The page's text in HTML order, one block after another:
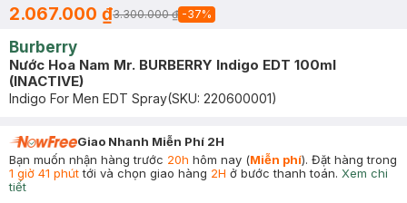
2.067.000 ₫3.300.000 ₫ -37%
Burberry
Nước Hoa Nam Mr. BURBERRY Indigo EDT 100ml
(INACTIVE)
Indigo For Men EDT Spray(SKU: 220600001)
Giao Nhanh Miễn Phí 2H
Bạn muốn nhận hàng trước 20h hôm nay (Miễn phí). Đặt hàng trong
1 giờ 41 phúttới và chọn giao hàng 2H ở bước thanh toán. Xem chi
tiết